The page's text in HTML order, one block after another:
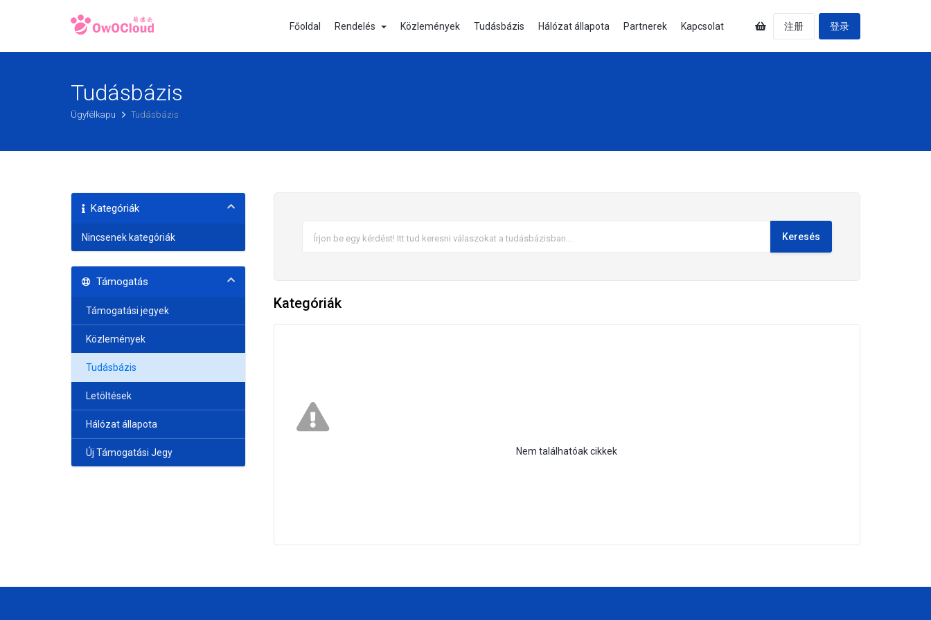
Főoldal Rendelés Közlemények Tudásbázis Hálózat állapota Partnerek Kapcsolat 注册 登录
Tudásbázis
Ügyfélkapu Tudásbázis
Kategóriák
Nincsenek kategóriák
Kategóriák
Nem találhatóak cikkek
Támogatás
Támogatási jegyek
Közlemények
Tudásbázis
Letöltések
Hálózat állapota
Új Támogatási Jegy